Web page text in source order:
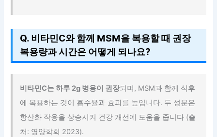
Q. 비타민C와 함께 MSM을 복용할 때 권장
복용량과 시간은 어떻게 되나요?
비타민C는 하루 2g 병용이 권장되며, MSM과 함께 식후
에 복용하는 것이 흡수율과 효과를 높입니다. 두 성분은
항산화 작용을 상승시켜 건강 개선에 도움을 줍니다 (출
처: 영양학회 2023).